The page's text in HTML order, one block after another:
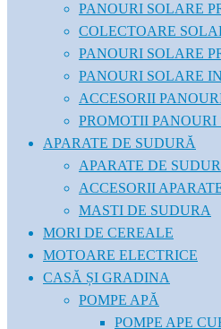
PANOURI SOLARE
COLECTOARE
PANOURI SOLARE
PANOURI SOLARE
ACCESORII
PROMOTII PANOURI
APARATE DE SUDURĂ
APARATE DE
ACCESORII
MASTI DE SUDURA
MORI DE CEREALE
MOTOARE ELECTRICE
CASĂ ȘI GRADINA
POMPE APĂ
POMPE APE